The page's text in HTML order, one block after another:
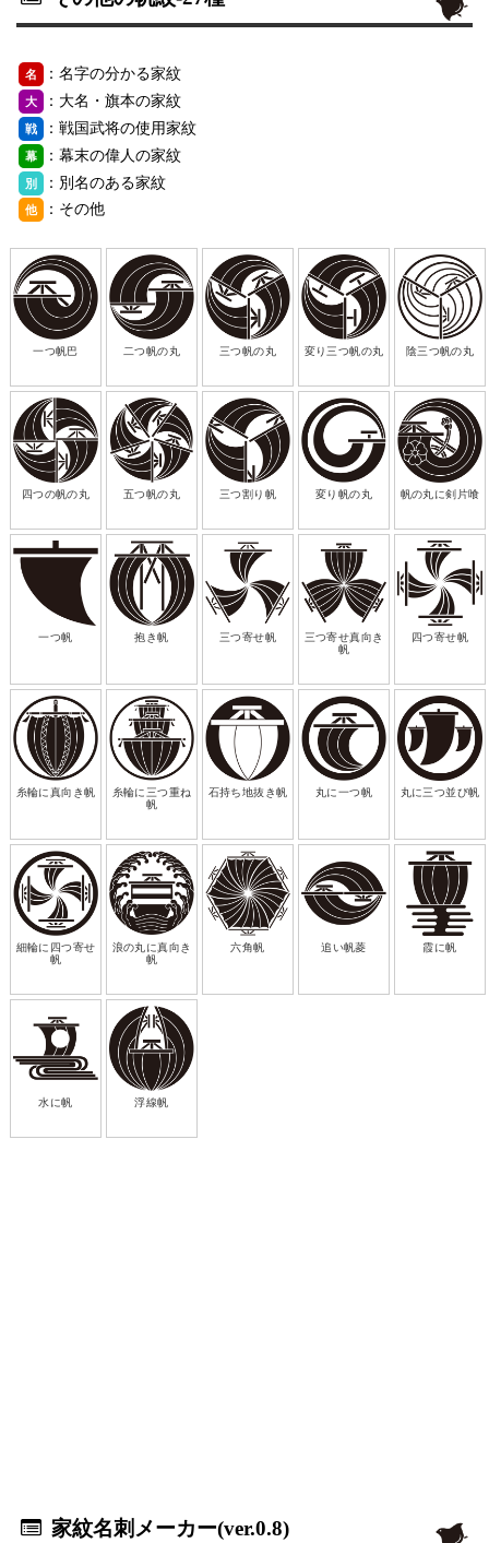
名 ：名字の分かる家紋
大 ：大名・旗本の家紋
戦 ：戦国武将の使用家紋
幕 ：幕末の偉人の家紋
別 ：別名のある家紋
他 ：その他
一つ帆巴 二つ帆の丸 三つ帆の丸 変り三つ帆の丸 陰三つ帆の丸
四つの帆の丸 五つ帆の丸 三つ割り帆 変り帆の丸 帆の丸に剣片喰
一つ帆 抱き帆 三つ寄せ帆
三つ寄せ真向き
帆
四つ寄せ帆
糸輪に真向き帆
糸輪に三つ重ね
帆
石持ち地抜き帆 丸に一つ帆 丸に三つ並び帆
細輪に四つ寄せ
帆
浪の丸に真向き
帆
六角帆 追い帆菱 霞に帆
水に帆 浮線帆
家紋名刺メーカー(ver.0.8)